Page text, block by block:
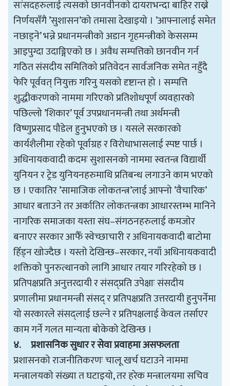
सांसदहरुलाई त्यसको छानवीनको दायराभन्दा बाहिर राख्ने
निर्णयसँगै ’सुशासन’को तमासा देखाइयो । ’आफ्नालाई समेत
नछाड्ने’ भन्ने प्रधानमन्त्रीको अडान गृहमन्त्रीको केससम्म
आइपुग्दा उदाङ्गिएको छ । अवैध सम्पत्तिको छानवीन गर्न
गठित संसदीय समितिको प्रतिवेदन सार्वजनिक समेत नहुँदै
फेरि पूर्ववत् नियुक्त गरिनु यसको दृष्टान्त हो । सम्पत्ति
शुद्धीकरणको नाममा गरिएको प्रतिशोधपूर्ण व्यवहारको
पछिल्लो ’शिकार’ पूर्व उपप्रधानमन्त्री तथा अर्थमन्त्री
विष्णुप्रसाद पौडेल हुनुभएको छ । यसले सरकारको
कार्यशैलीमा रहेको पूर्वाग्रह र विरोधाभासलाई स्पष्ट पार्छ ।
अधिनायकवादी कदमः सुशासनको नाममा स्वतन्त्र विद्यार्थी
युनियन र ट्रेड युनियनहरुमाथि प्रतिबन्ध लगाउने काम भएको
छ । एकातिर ’सामाजिक लोकतन्त्र’लाई आफ्नो ’वैचारिक’
आधार बताउने तर अर्कातिर लोकतन्त्रका आधारस्तम्भ मानिने
नागरिक समाजका यस्ता संघ–संगठनहरुलाई कमजोर
बनाएर सरकार आफैँ स्वेच्छाचारी र अधिनायकवादी बाटोमा
हिँड्न खोज्दैछ । यस्तो देखिन्छ–सरकार, नयाँ अधिनायकवादी
शक्तिको पुनरुत्थानको लागि आधार तयार गरिरहेको छ ।
प्रतिपक्षप्रति अनुत्तरदायी र संसद्प्रति उपेक्षाः संसदीय
प्रणालीमा प्रधानमन्त्री संसद् र प्रतिपक्षप्रति उत्तरदायी हुनुपर्नेमा
यो सरकारले संसद्लाई छल्ने र प्रतिपक्षलाई केवल तर्साएर
काम गर्ने गलत मान्यता बोकेको देखिन्छ ।
४. प्रशासनिक सुधार र सेवा प्रवाहमा असफलता
प्रशासनको राजनीतिकरणः चालू खर्च घटाउने नाममा
मन्त्रालयको संख्या त घटाइयो, तर हरेक मन्त्रालयमा सचिव